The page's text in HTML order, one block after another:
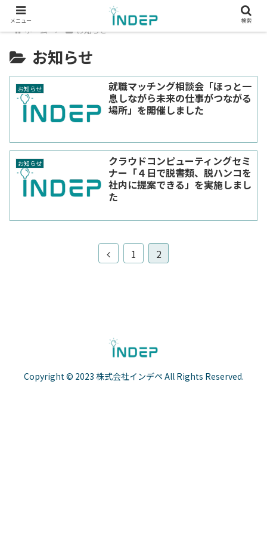
ホーム お知らせ
お知らせ
お知らせ
就職マッチング相談会「ほっと一
息しながら未来の仕事がつながる
場所」を開催しました
お知らせ
クラウドコンピューティングセミ
ナー「４日で脱書類、脱ハンコを
社内に提案できる」を実施しまし
た
前
1 2
Copyright © 2023 株式会社インデペ All Rights Reserved.
メニュー 検索